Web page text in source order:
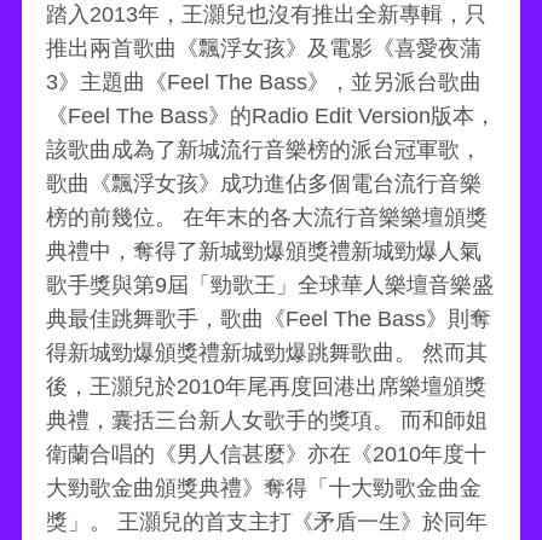
踏入2013年，王灝兒也沒有推出全新專輯，只
推出兩首歌曲《飄浮女孩》及電影《喜愛夜蒲
3》主題曲《Feel The Bass》，並另派台歌曲
《Feel The Bass》的Radio Edit Version版本，
該歌曲成為了新城流行音樂榜的派台冠軍歌，
歌曲《飄浮女孩》成功進佔多個電台流行音樂
榜的前幾位。 在年末的各大流行音樂樂壇頒獎
典禮中，奪得了新城勁爆頒獎禮新城勁爆人氣
歌手獎與第9屆「勁歌王」全球華人樂壇音樂盛
典最佳跳舞歌手，歌曲《Feel The Bass》則奪
得新城勁爆頒獎禮新城勁爆跳舞歌曲。 然而其
後，王灝兒於2010年尾再度回港出席樂壇頒獎
典禮，囊括三台新人女歌手的獎項。 而和師姐
衛蘭合唱的《男人信甚麼》亦在《2010年度十
大勁歌金曲頒獎典禮》奪得「十大勁歌金曲金
獎」。 王灝兒的首支主打《矛盾一生》於同年